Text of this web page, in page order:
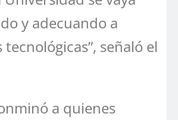
y adecuando a
señaló el
a quienes